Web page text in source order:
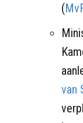
(
van